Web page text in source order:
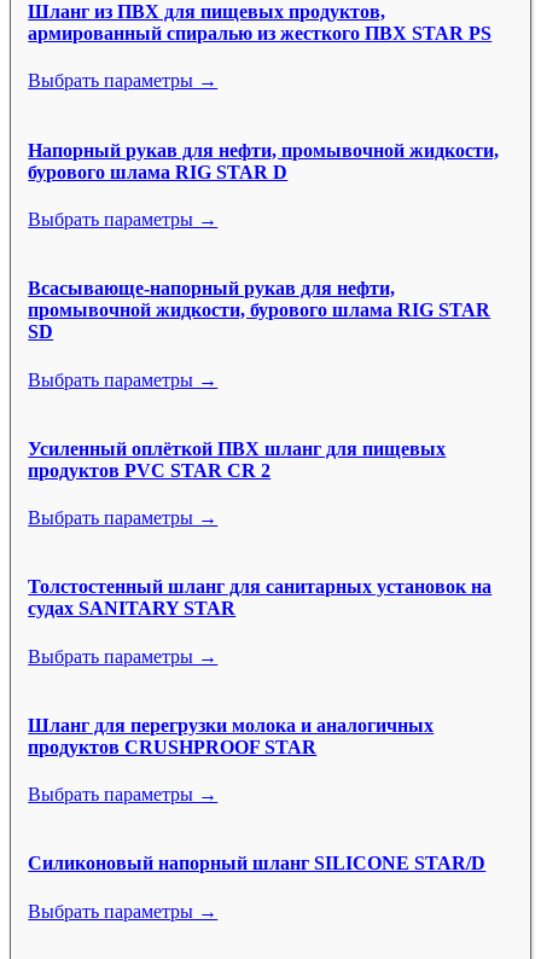
Шланг из ПВХ для пищевых продуктов,
армированный спиралью из жесткого ПВХ STAR PS
Выбрать параметры →
Напорный рукав для нефти, промывочной жидкости,
бурового шлама RIG STAR D
Выбрать параметры →
Всасывающе-напорный рукав для нефти,
промывочной жидкости, бурового шлама RIG STAR
SD
Выбрать параметры →
Усиленный оплёткой ПВХ шланг для пищевых
продуктов PVC STAR CR 2
Выбрать параметры →
Толстостенный шланг для санитарных установок на
судах SANITARY STAR
Выбрать параметры →
Шланг для перегрузки молока и аналогичных
продуктов CRUSHPROOF STAR
Выбрать параметры →
Силиконовый напорный шланг SILICONE STAR/D
Выбрать параметры →